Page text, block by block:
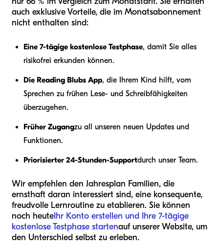
auch exklusive Vorteile, die im Monatsabonnement
nicht enthalten sind:
Eine 7-tägige kostenlose Testphase, damit Sie alles
risikofrei erkunden können.
Die Reading Blubs App, die Ihrem Kind hilft, vom
Sprechen zu frühen Lese- und Schreibfähigkeiten
überzugehen.
Früher Zugangzu all unseren neuen Updates und
Funktionen.
Priorisierter 24-Stunden-Supportdurch unser Team.
Wir empfehlen den Jahresplan Familien, die
ernsthaft daran interessiert sind, eine konsequente,
freudvolle Lernroutine zu etablieren. Sie können
noch heuteIhr Konto erstellen und Ihre 7-tägige
kostenlose Testphase startenauf unserer Website, um
den Unterschied selbst zu erleben.